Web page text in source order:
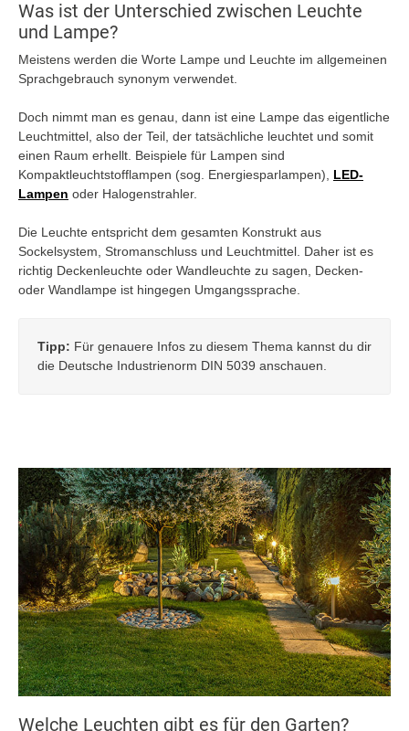
Was ist der Unterschied zwischen Leuchte
und Lampe?
Meistens werden die Worte Lampe und Leuchte im allgemeinen
Sprachgebrauch synonym verwendet.
Doch nimmt man es genau, dann ist eine Lampe das eigentliche
Leuchtmittel, also der Teil, der tatsächliche leuchtet und somit
einen Raum erhellt. Beispiele für Lampen sind
Kompaktleuchtstofflampen (sog. Energiesparlampen), LED-
Lampen oder Halogenstrahler.
Die Leuchte entspricht dem gesamten Konstrukt aus
Sockelsystem, Stromanschluss und Leuchtmittel. Daher ist es
richtig Deckenleuchte oder Wandleuchte zu sagen, Decken-
oder Wandlampe ist hingegen Umgangssprache.
Tipp: Für genauere Infos zu diesem Thema kannst du dir
die Deutsche Industrienorm DIN 5039 anschauen.
Welche Leuchten gibt es für den Garten?